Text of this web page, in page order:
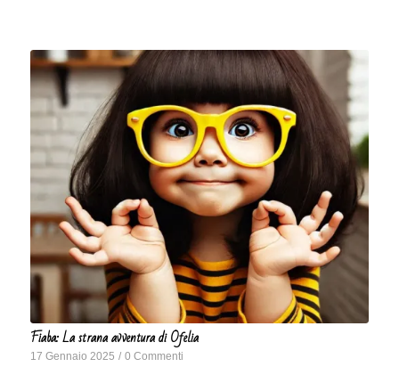
Fiaba: La strana avventura di Ofelia
17 Gennaio 2025 / 0 Commenti